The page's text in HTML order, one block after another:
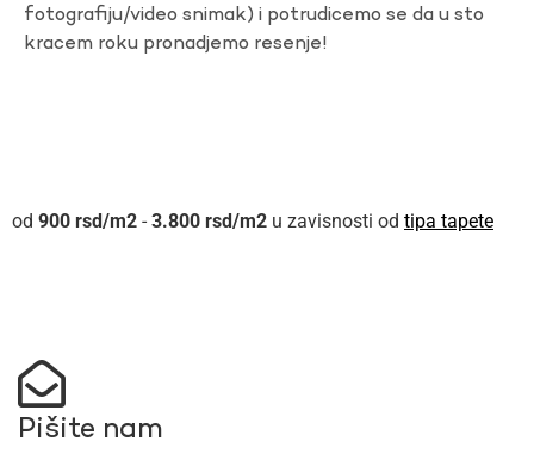
fotografiju/video snimak) i potrudicemo se da u sto
kracem roku pronadjemo resenje!
900 rsd - 3.800 rsd u zavisnosti od tipa tapete
Pišite nam